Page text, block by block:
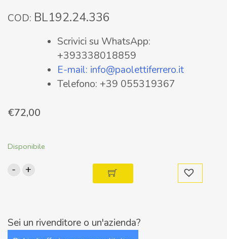
COD: BL192.24.336
Scrivici su WhatsApp:
+393338018859
E-mail: info@paolettiferrero.it
Telefono: +39 055319367
€72,00
Disponibile
-
BL192.24.336
15/13
rpm
+
Sei un rivenditore o un'azienda?